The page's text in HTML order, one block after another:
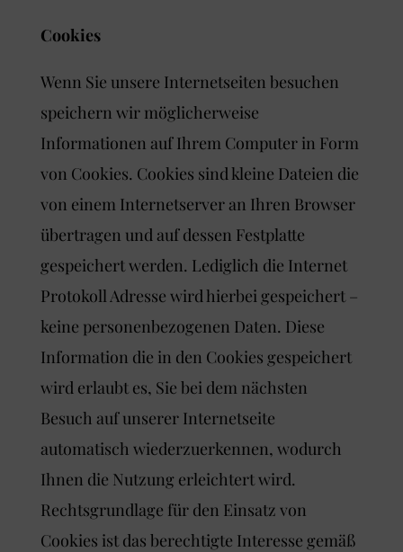
Cookies
Wenn Sie unsere Internetseiten besuchen
speichern wir möglicherweise
Informationen auf Ihrem Computer in Form
von Cookies. Cookies sind kleine Dateien die
von einem Internetserver an Ihren Browser
übertragen und auf dessen Festplatte
gespeichert werden. Lediglich die Internet
Protokoll Adresse wird hierbei gespeichert –
keine personenbezogenen Daten. Diese
Information die in den Cookies gespeichert
wird erlaubt es, Sie bei dem nächsten
Besuch auf unserer Internetseite
automatisch wiederzuerkennen, wodurch
Ihnen die Nutzung erleichtert wird.
Rechtsgrundlage für den Einsatz von
Cookies ist das berechtigte Interesse gemäß